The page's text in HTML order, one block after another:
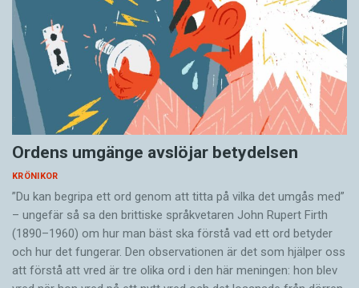
Ordens umgänge avslöjar betydelsen
KRÖNIKOR
”Du kan begripa ett ord genom att titta på vilka det umgås med”
– ungefär så sa den brittiske språkvetaren John Rupert Firth
(1890–1960) om hur man bäst ska förstå vad ett ord betyder
och hur det fungerar. Den ­observationen är det som hjälper oss
att förstå att vred är tre olika ord i den här meningen: hon blev